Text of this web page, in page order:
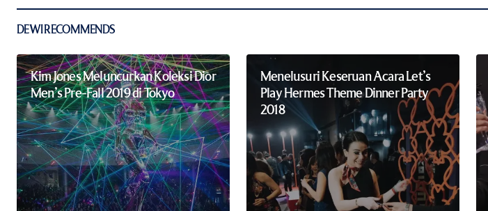
DEWI RECOMMENDS
Kim Jones Meluncurkan Koleksi Dior
Men’s Pre-Fall 2019 di Tokyo
Menelusuri Keseruan Acara Let’s
Play Hermes Theme Dinner Party
2018